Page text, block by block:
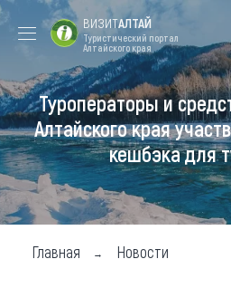
Форум VISIT
ALTAI
Цветение
маральника
Туры
Где побывать
Чем заняться
ВИЗИТАЛТАЙ
Туристический портал
Алтайского края
Туроператоры и
Алтайского края
кешбэка для
Главная Новости